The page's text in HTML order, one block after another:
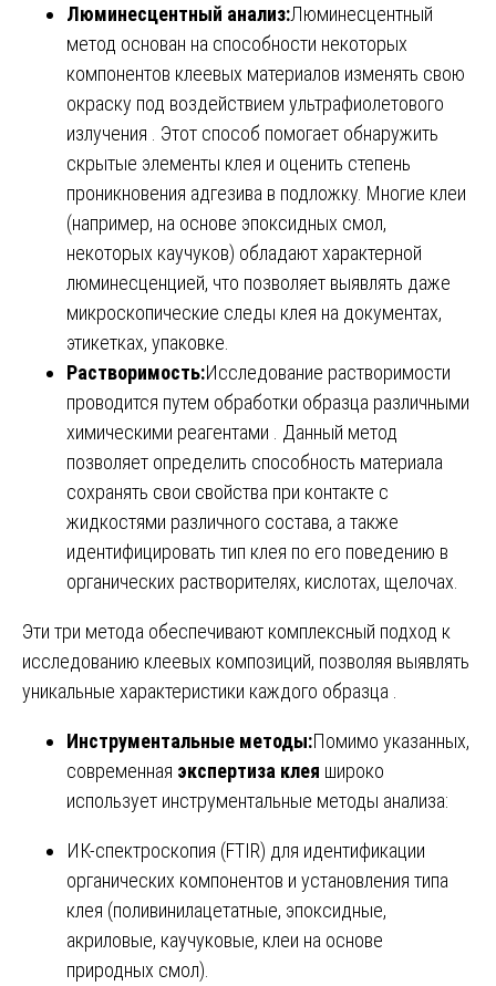
Люминесцентный анализ:Люминесцентный
метод основан на способности некоторых
компонентов клеевых материалов изменять свою
окраску под воздействием ультрафиолетового
излучения . Этот способ помогает обнаружить
скрытые элементы клея и оценить степень
проникновения адгезива в подложку. Многие клеи
(например, на основе эпоксидных смол,
некоторых каучуков) обладают характерной
люминесценцией, что позволяет выявлять даже
микроскопические следы клея на документах,
этикетках, упаковке.
Растворимость:Исследование растворимости
проводится путем обработки образца различными
химическими реагентами . Данный метод
позволяет определить способность материала
сохранять свои свойства при контакте с
жидкостями различного состава, а также
идентифицировать тип клея по его поведению в
органических растворителях, кислотах, щелочах.
Эти три метода обеспечивают комплексный подход к
исследованию клеевых композиций, позволяя выявлять
уникальные характеристики каждого образца .
Инструментальные методы:Помимо указанных,
современная экспертиза клея широко
использует инструментальные методы анализа:
ИК-спектроскопия (FTIR) для идентификации
органических компонентов и установления типа
клея (поливинилацетатные, эпоксидные,
акриловые, каучуковые, клеи на основе
природных смол).